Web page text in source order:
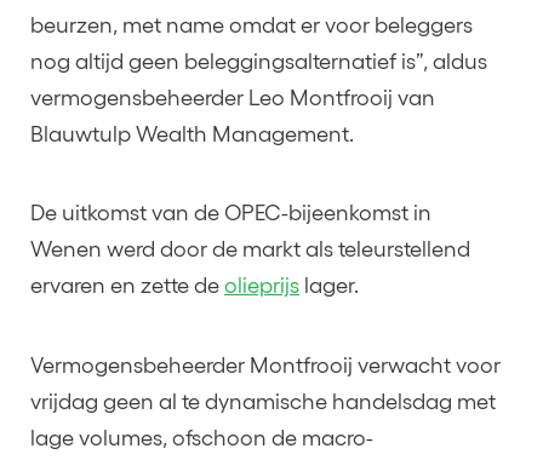
beurzen, met name omdat er voor beleggers
nog altijd geen beleggingsalternatief is”, aldus
vermogensbeheerder Leo Montfrooij van
Blauwtulp Wealth Management.
De uitkomst van de OPEC-bijeenkomst in
Wenen werd door de markt als teleurstellend
ervaren en zette de olieprijs lager.
Vermogensbeheerder Montfrooij verwacht voor
vrijdag geen al te dynamische handelsdag met
lage volumes, ofschoon de macro-